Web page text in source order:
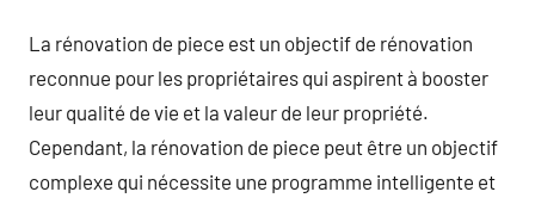
La rénovation de piece est un objectif de rénovation
reconnue pour les propriétaires qui aspirent à booster
leur qualité de vie et la valeur de leur propriété.
Cependant, la rénovation de piece peut être un objectif
complexe qui nécessite une programme intelligente et